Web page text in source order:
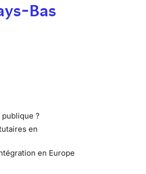
Bas
?
en
en Europe